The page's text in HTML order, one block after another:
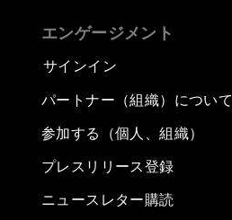
エンゲージメント
サインイン
パートナー（組織）について
参加する（個人、組織）
プレスリリース登録
ニュースレター購読